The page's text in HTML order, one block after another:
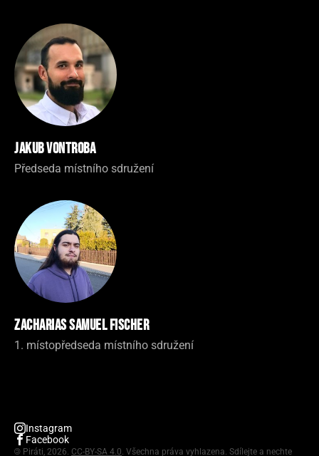
Jakub Vontroba
Předseda místního sdružení
Zacharias Samuel Fischer
1. místopředseda místního sdružení
Instagram
Facebook
© Piráti, 2026. CC-BY-SA 4.0. Všechna práva vyhlazena. Sdílejte a nechte